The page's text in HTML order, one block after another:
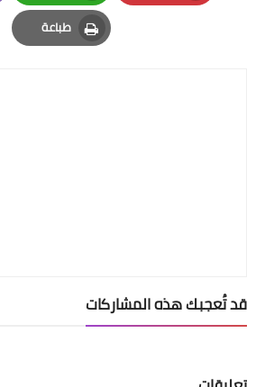
Pinterest
Whatsapp
طباعة
Print
قد تُعجبك هذه المشاركات